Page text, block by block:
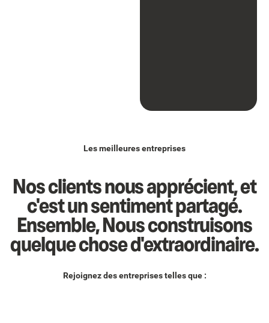
Les meilleures entreprises
Nos clients nous apprécient, et
c'est un sentiment partagé.
Ensemble, Nous construisons
quelque chose d'extraordinaire.
Rejoignez des entreprises telles que :